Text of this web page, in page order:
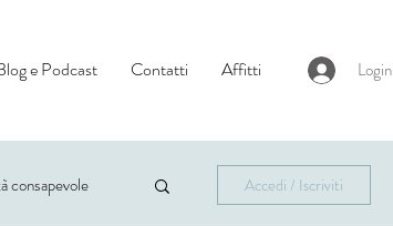
e Podcast Contatti Affitti Login
consapevole Accedi / Iscriviti